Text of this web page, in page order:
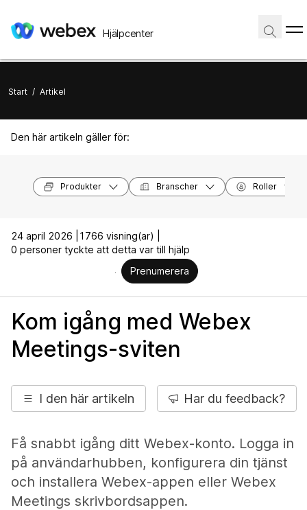
Hjälpcenter
Start / Artikel
Den här artikeln gäller för:
Produkter Branscher Roller
24 april 2026 |
1766 visning(ar) |
0 personer tyckte att detta var till hjälp
Prenumerera
Kom igång med Webex
Meetings-sviten
I den här artikeln Har du feedback?
Få snabbt igång ditt Webex-konto. Logga in
på användarhubben, konfigurera din tjänst
och installera Webex-appen eller Webex
Meetings skrivbordsappen.